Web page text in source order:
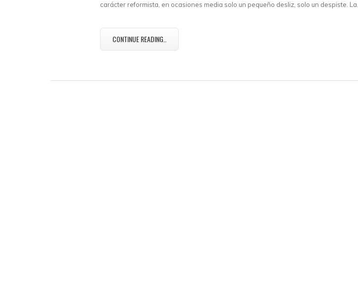
carácter reformista, en ocasiones media solo un pequeño desliz, solo un despiste. La…
CONTINUE READING..